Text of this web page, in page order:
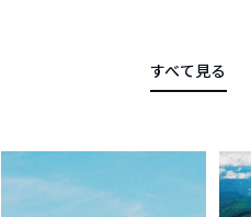
すべて見る